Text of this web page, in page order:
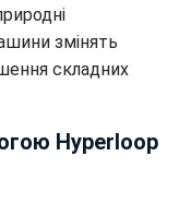
змінять
складних
Hyperloop